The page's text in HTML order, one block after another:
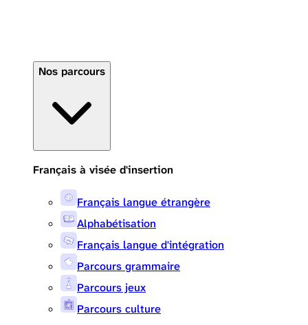
Nos parcours
Français à visée d'insertion
Français langue étrangère
Alphabétisation
Français langue d'intégration
Parcours grammaire
Parcours jeux
Parcours culture